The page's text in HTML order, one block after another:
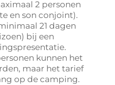
2 personen
en son conjoint).
21 dagen
bij een
kunnen het
maar het tarief
op de camping.